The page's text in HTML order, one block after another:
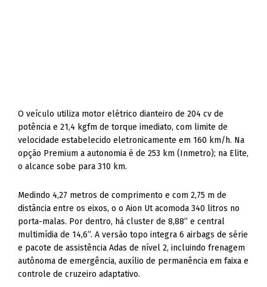
O veículo utiliza motor elétrico dianteiro de 204 cv de
potência e 21,4 kgfm de torque imediato, com limite de
velocidade estabelecido eletronicamente em 160 km/h. Na
opção Premium a autonomia é de 253 km (Inmetro); na Elite,
o alcance sobe para 310 km.
Medindo 4,27 metros de comprimento e com 2,75 m de
distância entre os eixos, o o Aion Ut acomoda 340 litros no
porta-malas. Por dentro, há cluster de 8,88” e central
multimídia de 14,6”. A versão topo integra 6 airbags de série
e pacote de assistência Adas de nível 2, incluindo frenagem
autônoma de emergência, auxílio de permanência em faixa e
controle de cruzeiro adaptativo.